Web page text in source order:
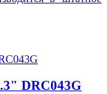
DRC043G